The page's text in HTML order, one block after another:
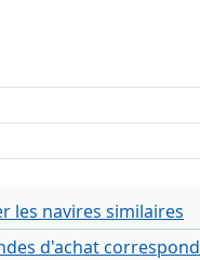
les navires similaires
d'achat